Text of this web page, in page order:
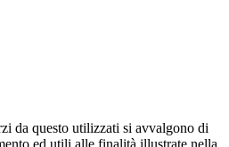
da questo utilizzati si avvalgono di
ed utili alle finalità illustrate nella